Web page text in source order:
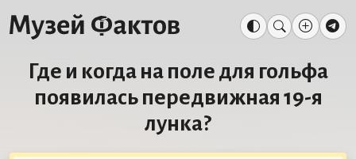
Где и когда на поле для гольфа
появилась передвижная 19-я
лунка?